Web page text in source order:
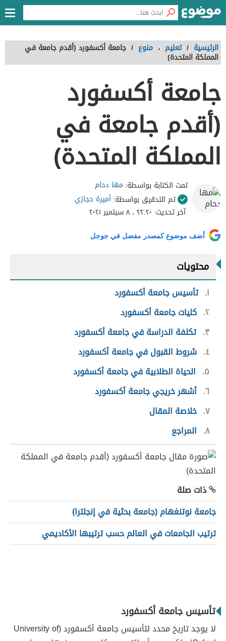
الرئيسية / تعليم ، منوع / جامعة أكسفورد (أقدم جامعة في
المملكة المتحدة)
جامعة أكسفورد
(أقدم جامعة في
المملكة المتحدة)
تمت الكتابة بواسطة: مها دحام
تم التدقيق بواسطة:أميرة حجازي
آخر تحديث: ٢٢:٢٠ ، ٨ سبتمبر ٢٠٢١
أضف موضوع كمصدر مفضل في جوجل
محتويات
١ تأسيس جامعة أكسفورد
٢ كليات جامعة أكسفورد
٣ تكلفة الدراسة في جامعة أكسفورد
٤ شروط القبول في جامعة أكسفورد
٥
الحياة الطلابية في جامعة أكسفورد
٦ أشهر خريجي جامعة أكسفورد
٧ خلاصة المقال
٨ المراجع
ذات صلة
جامعة نوتنغهام (جامعة بحثية في إنجلترا)
ترتيب الجامعات في العالم حسب ترتيبها الأكاديمي
تأسيس جامعة أكسفورد
لا يوجد تاريخ محدد لتأسيس جامعة أكسفورد (University of